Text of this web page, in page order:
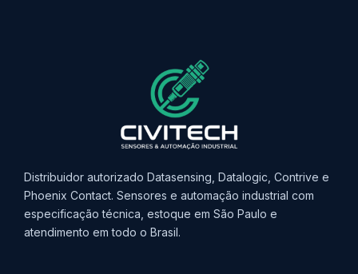
Distribuidor autorizado Datasensing, Datalogic, Contrive e
Phoenix Contact. Sensores e automação industrial com
especificação técnica, estoque em São Paulo e
atendimento em todo o Brasil.